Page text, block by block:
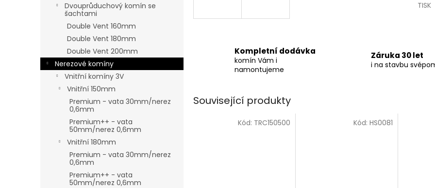
Dvouprůduchový komín se
šachtami
Double Vent 160mm
Double Vent 180mm
Double Vent 200mm
Nerezové komíny
Vnitřní komíny 3V
Vnitřní 150mm
Premium - vata 30mm/nerez
0,6mm
Premium++ - vata
50mm/nerez 0,6mm
Vnitřní 180mm
Premium - vata 30mm/nerez
0,6mm
Premium++ - vata
50mm/nerez 0,6mm
M
TISK
Kompletní dodávka
komín Vám i
namontujeme
Záruka 30 let
i na stavbu
Související produkty
Kód: TRC150500 Kód: HS0081